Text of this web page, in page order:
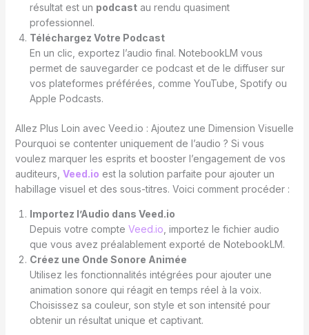
résultat est un podcastau rendu quasiment
professionnel.
Téléchargez Votre Podcast
En un clic, exportez l’audio final. NotebookLM vous
permet de sauvegarder ce podcast et de le diffuser sur
vos plateformes préférées, comme YouTube, Spotify ou
Apple Podcasts.
Allez Plus Loin avec Veed.io : Ajoutez une Dimension Visuelle
Pourquoi se contenter uniquement de l’audio ? Si vous
voulez marquer les esprits et booster l’engagement de vos
auditeurs, Veed.io est la solution parfaite pour ajouter un
habillage visuel et des sous-titres. Voici comment procéder :
Importez l’Audio dans Veed.io
Depuis votre compte Veed.io , importez le fichier audio
que vous avez préalablement exporté de NotebookLM.
Créez une Onde Sonore Animée
Utilisez les fonctionnalités intégrées pour ajouter une
animation sonore qui réagit en temps réel à la voix.
Choisissez sa couleur, son style et son intensité pour
obtenir un résultat unique et captivant.